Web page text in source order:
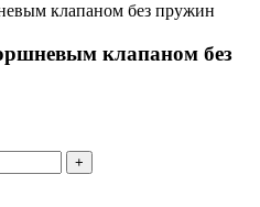
клапаном без
+